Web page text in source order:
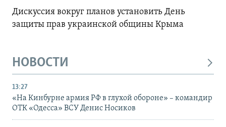
Дискуссия вокруг планов установить День
защиты прав украинской общины Крыма
НОВОСТИ
13:27
«На Кинбурне армия РФ в глухой обороне» – командир
ОТК «Одесса» ВСУ Денис Носиков